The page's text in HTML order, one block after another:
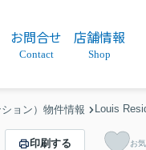
お問合せ
Contact
店舗情報
Shop
ョン）物件情報 Louis
印刷する お